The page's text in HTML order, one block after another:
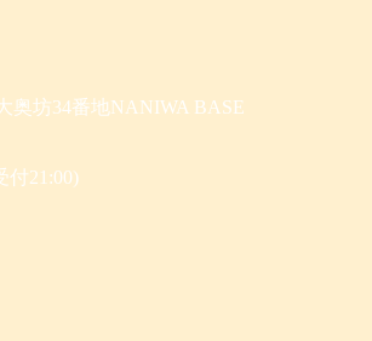
奥坊34番地NANIWA BASE
付21:00)